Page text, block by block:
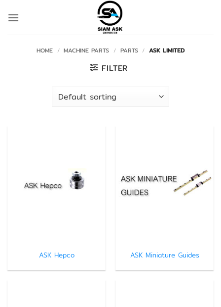
HOME / MACHINE PARTS / PARTS / ASK LIMITED
FILTER
ASK Hepco ASK Miniature Guides